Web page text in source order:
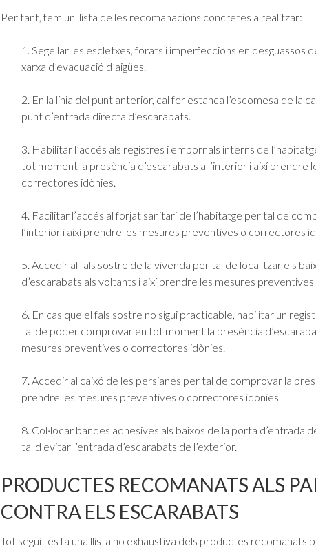
Per tant, fem un llista de les recomanacions concretes a realitzar:
1. Segellar les escletxes, forats i imperfeccions en desguassos
xarxa d’evacuació d’aigües.
2. En la línia del punt anterior, cal fer estanca l’escomesa de la
punt d’entrada directa d’escarabats.
3. Habilitar l’accés als registres i embornals interns de
tot moment la presència d’escarabats a l’interior i així prendre
correctores idònies.
4. Facilitar l’accés al forjat sanitari de l’habitatge per tal de
l’interior i així prendre les mesures preventives o correctores
5. Accedir al fals sostre de la vivenda per tal de localitzar els
d’escarabats als voltants i així prendre les mesures
6. En cas que el fals sostre no sigui practicable, habilitar un
tal de poder comprovar en tot moment la presència
mesures preventives o correctores idònies.
7. Accedir al caixó de les persianes per tal de comprovar la
prendre les mesures preventives o correctores idònies.
8. Col·locar bandes adhesives als baixos de la porta d’entrada
tal d’evitar l’entrada d’escarabats de l’exterior.
PRODUCTES RECOMANATS ALS
CONTRA ELS ESCARABATS
Tot seguit es fa una llista no exhaustiva dels productes recomanats